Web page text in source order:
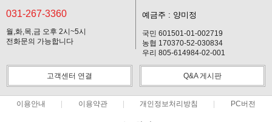
031-267-3360
월,화,목,금 오후 2시~5시
전화문의 가능합니다
예금주 : 양미정
국민 601501-01-002719
농협 170370-52-030834
우리 805-614984-02-001
고객센터 연결 Q&A 게시판
이용안내 이용약관 개인정보처리방침 PC버전